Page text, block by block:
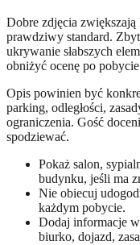
Dobre zdjęcia
prawdziwy standard.
ukrywanie słabszych
obniżyć ocenę po
Opis powinien być
parking, odległości,
ograniczenia. Gość
spodziewać.
Pokaż salon,
budynku, jeśli ma
Nie obiecuj
każdym pobycie.
Dodaj informacje
biurko, dojazd,